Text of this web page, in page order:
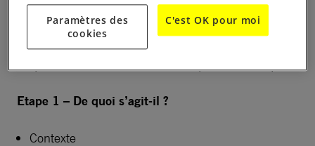
Programme
Etape 1 – De quoi s’agit-il ?
Contexte
Paramètres des
cookies
C'est OK pour moi